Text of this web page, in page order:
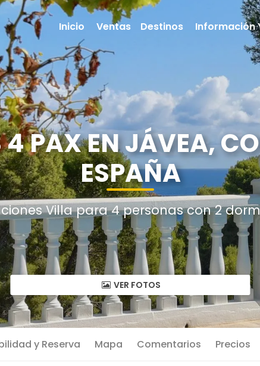
4 PAX EN JÁVEA,
ESPAÑA
Villa para 4 personas con 2
VER FOTOS
y Reserva Mapa Comentarios Precios
Inicio Ventas Destinos Información